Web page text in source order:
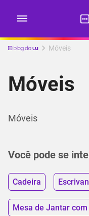
Móveis
Móveis
Móveis
Você pode se
Cadeira
Mesa de Jantar